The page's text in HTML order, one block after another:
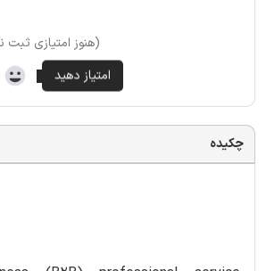
(هنوز امتیازی
چکیده